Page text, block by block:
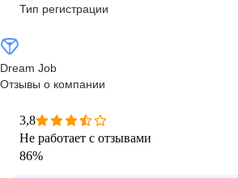
Тип регистрации
Dream Job
Отзывы о компании
3,8
Не работает с отзывами
86%